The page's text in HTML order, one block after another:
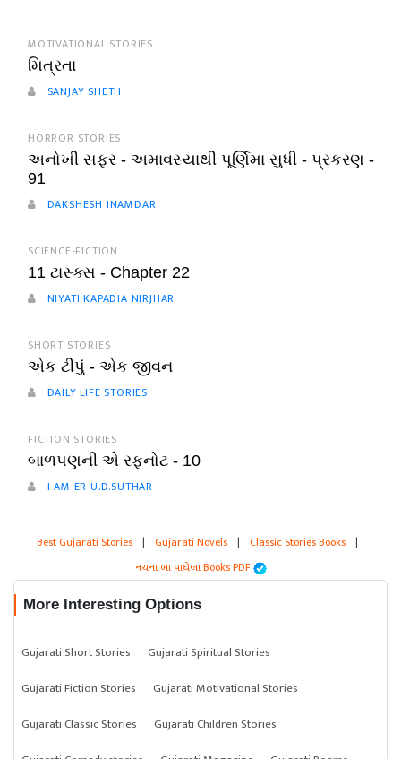
MOTIVATIONAL STORIES
મિત્રતા
SANJAY SHETH
HORROR STORIES
અનોખી સફર - અમાવસ્યાથી પૂર્ણિમા સુધી - પ્રકરણ -
91
DAKSHESH INAMDAR
SCIENCE-FICTION
11 ટાસ્ક્સ - Chapter 22
NIYATI KAPADIA NIRJHAR
SHORT STORIES
એક ટીપું - એક જીવન
DAILY LIFE STORIES
FICTION STORIES
બાળપણની એ રફનોટ - 10
I AM ER U.D.SUTHAR
Best Gujarati Stories | Gujarati Novels | Classic Stories Books |
નયના બા વાઘેલા Books PDF
More Interesting Options
Gujarati Short Stories
Gujarati Spiritual Stories
Gujarati Fiction Stories
Gujarati Motivational Stories
Gujarati Classic Stories
Gujarati Children Stories